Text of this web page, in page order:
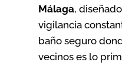
Málaga,
vigilancia
baño seguro
vecinos es lo